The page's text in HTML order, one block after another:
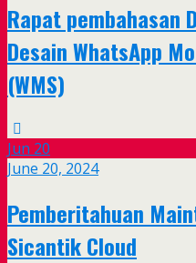
Rapat pembahasan
Desain WhatsApp
(WMS)
Jun 20
June 20, 2024
Pemberitahuan
Sicantik Cloud